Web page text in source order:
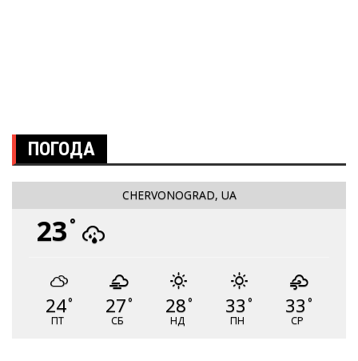
ПОГОДА
CHERVONOGRAD, UA
23 °
24°
ПТ
27°
СБ
28°
НД
33 °
ПН
33 °
СР